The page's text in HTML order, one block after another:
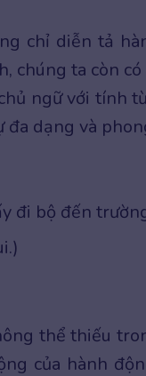
chỉ diễn tả
chúng ta còn
ngữ với tính
dạng và
đi bộ đến
thể thiếu
của hành